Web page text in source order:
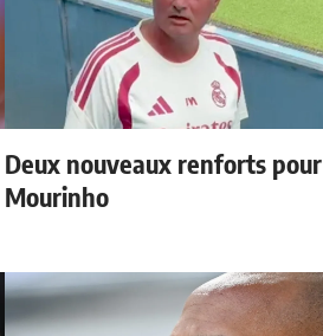
Deux nouveaux renforts pour
Mourinho